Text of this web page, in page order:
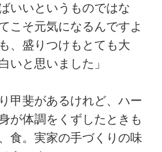
いいというものではな
こそ元気になるんですよ
、盛りつけもとても大
いと思いました」
甲斐があるけれど、ハー
が体調をくずしたときも
食。実家の手づくりの味